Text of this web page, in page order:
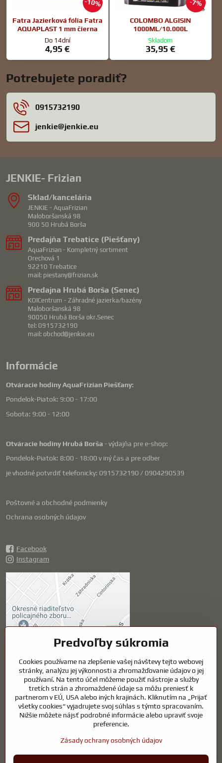
10%
Fatra Jazierková fólia Fatra
AQUAPLAST 1 mm čierna
Do 14dní
4,95 €
7%
COLOMBO ALGISIN
1000ML/10.000L
Skladom
35,95 €
Potrebujete poradiť?
0915732190
jenkie​@jenkie​.eu
JENKIE- Frizian
Sklad/kancelária
JENKIE - AquaFrizian
Maloboršanská 98
900 50 Hrubá Borša
Predajňa Trebatice (Piešťany)
AquaFrizian - Kompletný sortiment
Orechová 1
92210 Trebatice
mail: piestany@frizian.sk
Predajna Hrubá Borša (Senec)
KOICentrum - Záhradné jazierka/bazény
Maloboršanská 98
90050 Hrubá Borša okr.Senec
tel: 0915732190
mail: obchod@jenkie.eu
Informácie
Otváracie hodiny AquaFrizian Piešťany:
Pondelok-Piatok: 9:00 - 17:00
Sobota: 9:00 - 12:00
Otváracie hodiny Hrubá Borša - výdajňa pre e-shop:
Pondelok-Piatok: 8:00 - 18:00 v iný čas a pre odber
je vhodné potvrdiť telefonicky: 0915732190 / 0904290539
Poštovné a obchodné podmienky
Ochrana osobných údajov
Facebook
Instagram
Externý obsah je
blokovaný Voľbami
súkromia
Prajete si načítať externý obsah?
Povoliť tentokrát
Povoliť a zapamätať -
súhlas s druhom cookie:
Funkčné
Otvoriť obsah v novom okne
Predvoľby súkromia
Cookies používame na zlepšenie vašej návštevy tejto webovej
stránky, analýzu jej výkonnosti a zhromažďovanie údajov o jej
používaní. Na tento účel môžeme použiť nástroje a služby
tretích strán a zhromaždené údaje sa môžu preniesť k
partnerom v EÚ, USA alebo iných krajinách. Kliknutím na „Prijať
všetky cookies“ vyjadrujete svoj súhlas s týmto spracovaním.
Nižšie môžete nájsť podrobné informácie alebo upraviť svoje
preferencie.
Zásady ochrany osobných údajov